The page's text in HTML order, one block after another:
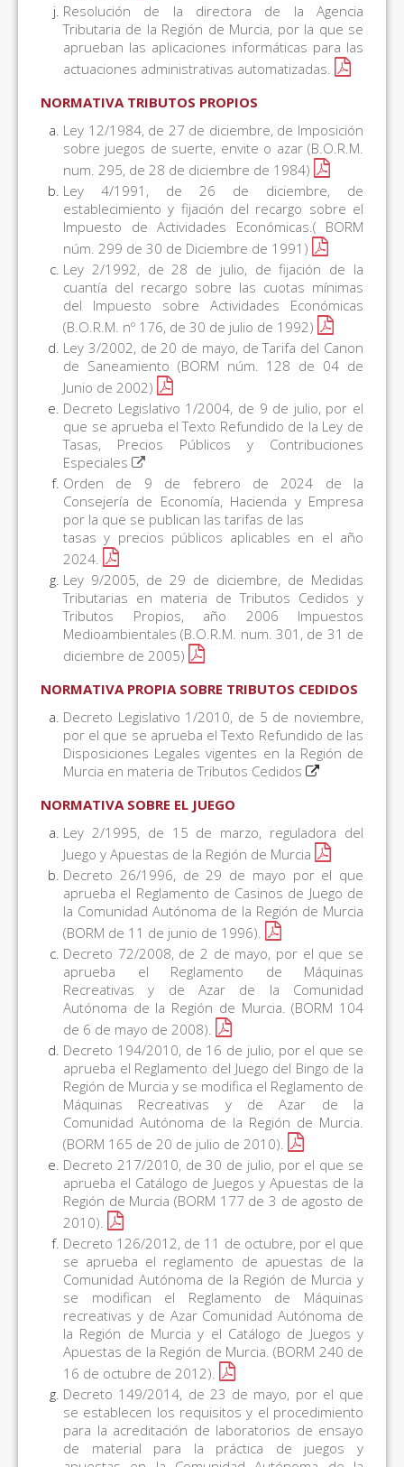
Resolución de la directora de la Agencia
Tributaria de la Región de Murcia, por la que se
aprueban las aplicaciones informáticas para las
actuaciones administrativas automatizadas.
NORMATIVA TRIBUTOS PROPIOS
Ley 12/1984, de 27 de diciembre, de Imposición
sobre juegos de suerte, envite o azar (B.O.R.M.
num. 295, de 28 de diciembre de 1984)
Ley 4/1991, de 26 de diciembre, de
establecimiento y fijación del recargo sobre el
Impuesto de Actividades Económicas.( BORM
núm. 299 de 30 de Diciembre de 1991)
Ley 2/1992, de 28 de julio, de fijación de la
cuantía del recargo sobre las cuotas mínimas
del Impuesto sobre Actividades Económicas
(B.O.R.M. nº 176, de 30 de julio de 1992)
Ley 3/2002, de 20 de mayo, de Tarifa del Canon
de Saneamiento (BORM núm. 128 de 04 de
Junio de 2002)
Decreto Legislativo 1/2004, de 9 de julio, por el
que se aprueba el Texto Refundido de la Ley de
Tasas, Precios Públicos y Contribuciones
Especiales
Orden de 9 de febrero de 2024 de la
Consejería de Economía, Hacienda y Empresa
por la que se publican las tarifas de las
tasas y precios públicos aplicables en el año
2024.
Ley 9/2005, de 29 de diciembre, de Medidas
Tributarias en materia de Tributos Cedidos y
Tributos Propios, año 2006 Impuestos
Medioambientales (B.O.R.M. num. 301, de 31 de
diciembre de 2005)
NORMATIVA PROPIA SOBRE TRIBUTOS CEDIDOS
Decreto Legislativo 1/2010, de 5 de noviembre,
por el que se aprueba el Texto Refundido de las
Disposiciones Legales vigentes en la Región de
Murcia en materia de Tributos Cedidos
NORMATIVA SOBRE EL JUEGO
Ley 2/1995, de 15 de marzo, reguladora del
Juego y Apuestas de la Región de Murcia
Decreto 26/1996, de 29 de mayo por el que
aprueba el Reglamento de Casinos de Juego de
la Comunidad Autónoma de la Región de Murcia
(BORM de 11 de junio de 1996).
Decreto 72/2008, de 2 de mayo, por el que se
aprueba el Reglamento de Máquinas
Recreativas y de Azar de la Comunidad
Autónoma de la Región de Murcia. (BORM 104
de 6 de mayo de 2008).
Decreto 194/2010, de 16 de julio, por el que se
aprueba el Reglamento del Juego del Bingo de la
Región de Murcia y se modifica el Reglamento de
Máquinas Recreativas y de Azar de la
Comunidad Autónoma de la Región de Murcia.
(BORM 165 de 20 de julio de 2010).
Decreto 217/2010, de 30 de julio, por el que se
aprueba el Catálogo de Juegos y Apuestas de la
Región de Murcia (BORM 177 de 3 de agosto de
2010).
Decreto 126/2012, de 11 de octubre, por el que
se aprueba el reglamento de apuestas de la
Comunidad Autónoma de la Región de Murcia y
se modifican el Reglamento de Máquinas
recreativas y de Azar Comunidad Autónoma de
la Región de Murcia y el Catálogo de Juegos y
Apuestas de la Región de Murcia. (BORM 240 de
16 de octubre de 2012).
Decreto 149/2014, de 23 de mayo, por el que
se establecen los requisitos y el procedimiento
para la acreditación de laboratorios de ensayo
de material para la práctica de juegos y